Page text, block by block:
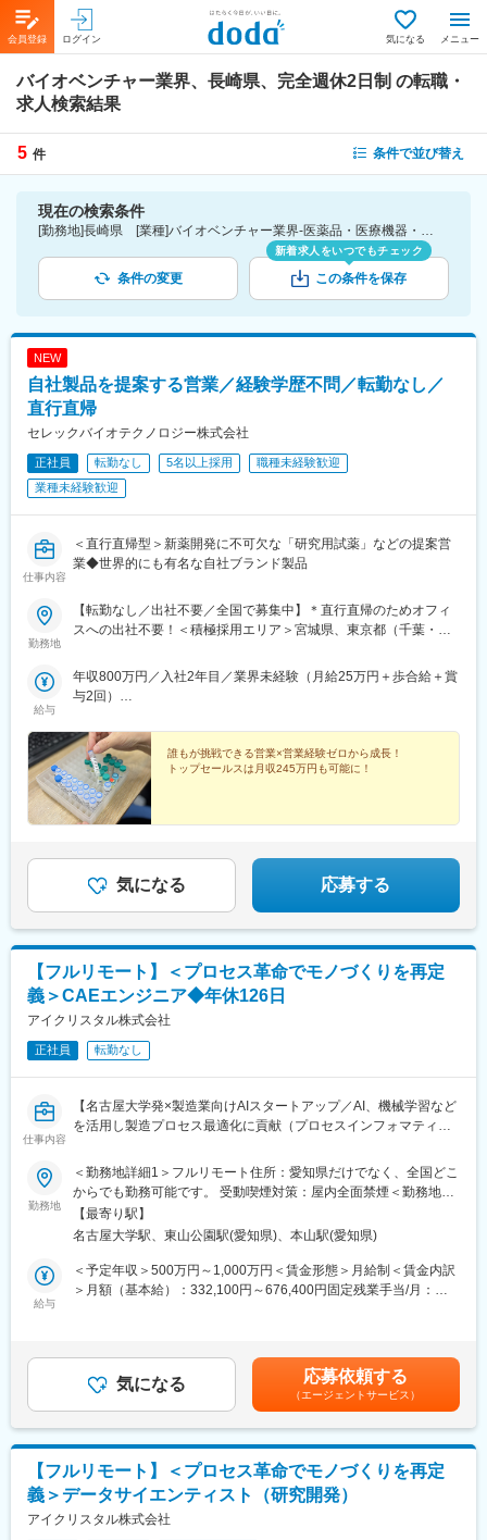
会員登録 ログイン 気になる メニュー
バイオベンチャー業界、長崎県、完全週休2日制 の転職・
求人検索結果
5 件 条件で並び替え
現在の検索条件
[勤務地]長崎県 [業種]バイオベンチャー業界-医薬品・医療機器・ライフサイエンス・医療系サービス [こだわり条件ピックアップ]完全週休2日制 [詳細条件](休日・働き方)完全週休2日制
条件の変更
新着求人をいつでもチェック
この条件を保存
NEW
自社製品を提案する営業／経験学歴不問／転勤なし／
直行直帰
セレックバイオテクノロジー株式会社
正社員 転勤なし 5名以上採用
職種未経験歓迎
業種未経験歓迎
仕事内容
＜直行直帰型＞新薬開発に不可欠な「研究用試薬」などの提案営
業◆世界的にも有名な自社ブランド製品
勤務地
【転勤なし／出社不要／全国で募集中】＊直行直帰のためオフィ
スへの出社不要！＜積極採用エリア＞宮城県、東京都（千葉・埼
給与
年収800万円／入社2年目／業界未経験（月給25万円＋歩合給＋賞
与2回）
賞与2回）
誰もが挑戦できる営業×営業経験ゼロから成長！
トップセールスは月収245万円も可能に！
気になる 応募する
【フルリモート】＜プロセス革命でモノづくりを再定
義＞CAEエンジニア◆年休126日
アイクリスタル株式会社
正社員 転勤なし
仕事内容
【名古屋大学発×製造業向けAIスタートアップ／AI、機械学習など
を活用し製造プロセス最適化に貢献（プロセスインフォマティク
■業務内容
・製造業のクライアントからいただく現場の各種データを用い
て、シミュレーション解析業務をご担当頂きます。
・シミュレーションを有効活用し、試作や製造工程を短縮し歩留
まり向上に貢献頂きます。
・オープンソースCAEのソルバー開発
・CAEや物理ドメインに関するリサーチ
■業務の魅力
・CAE解析にAIを組み合わせたソリューションの経験を積むこと
が可能です。
・クライアントの製造現場のエンジニアの方々とのコミュニケー
ション機会も豊富です。現場の方から情報を引き出すためのコミ
勤務地
＜勤務地詳細1＞フルリモート住所：愛知県だけでなく、全国どこ
からでも勤務可能です。 受動喫煙対策：屋内全面禁煙＜勤務地詳
細2＞本社住所：愛知県名古屋市千種区不老町1 名古屋大学 TOIC
受動喫煙対策：屋内全面禁煙
【最寄り駅】
名古屋大学駅、東山公園駅(愛知県)、本山駅(愛知県)
給与
＜予定年収＞500万円～1,000万円＜賃金形態＞月給制＜賃金内訳
＞月額（基本給）：332,100円～676,400円固定残業手当/月：
給与改定：年2回（1月、7月）■賞与：年2回（3月、9月）賃金は
あくまでも目安の金額であり、選考を通じて上下する可能性があ
ります。月給(月額)は固定手当を含めた表記です。
気になる 応募依頼する
（エージェントサービス）
【フルリモート】＜プロセス革命でモノづくりを再定
義＞データサイエンティスト（研究開発）
アイクリスタル株式会社